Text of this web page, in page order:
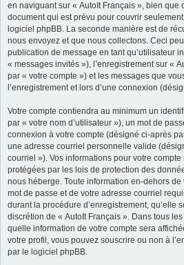
en naviguant sur « AutoIt Français », bien que
document qui est prévu pour couvrir
logiciel phpBB. La seconde manière est de
nous envoyez et que nous collectons. Ceci
publication de message en tant qu’utilisateur
« messages invités »), l’enregistrement sur «
par « votre compte ») et les messages que
l’enregistrement et lors d’une connexion
Votre compte contiendra au minimum un
par « votre nom d’utilisateur »), un mot de
connexion à votre compte (désigné ci-après
une adresse courriel personnelle valide
courriel »). Vos informations pour votre
protégées par les lois de protection des
nous héberge. Toute information en-dehors de
mot de passe et de votre adresse courriel
durant la procédure d’enregistrement, qu’elle
discrétion de « AutoIt Français ». Dans tous
quelle information de votre compte sera
votre profil, vous pouvez souscrire ou non à
par le logiciel phpBB.